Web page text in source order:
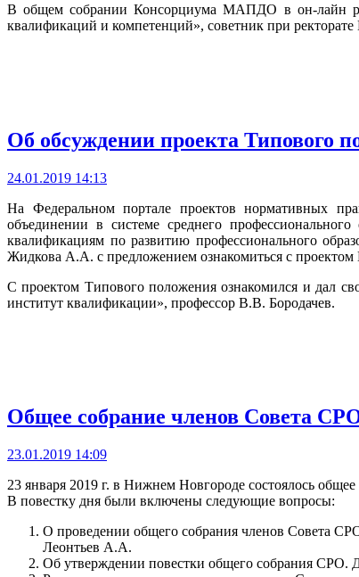
В общем собрании Консорциума МАПДО в он-лайн
квалификаций и компетенций», советник при
Об обсуждении проекта Типового
24.01.2019 14:13
На Федеральном портале проектов нормативных
объединении в системе среднего
квалификациям по развитию профессионального
Жидкова А.А. с предложением ознакомиться с
С проектом Типового положения ознакомился и дал
институт квалификации», профессор В.В. Бородачев.
Общее собрание членов Совета
23.01.2019 14:09
23 января 2019 г. в Нижнем Новгороде состоялось
В повестку дня были включены следующие вопросы:
О проведении общего собрания членов Совета
Леонтьев А.А.
Об утверждении повестки общего собрания